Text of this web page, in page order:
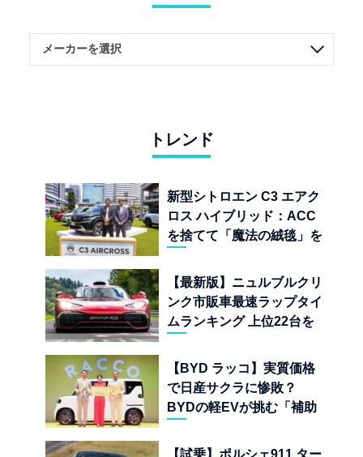
トレンド
新型シトロエン C3 エアク
ロス ハイブリッド：ACC
を捨てて「魔法の絨毯」を
児
【最新版】ニュルブルクリ
ンク市販車最速ラップタイ
ムランキング 上位22台を
【BYD ラッコ】実質価格
で日産サクラに惨敗？
BYDの軽EVが挑む「補助
界